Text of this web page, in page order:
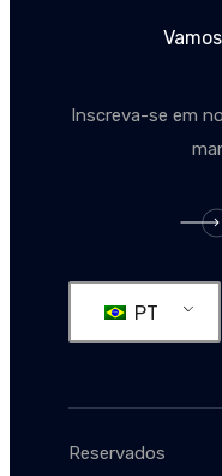
Inscreva-se em
INSCRIÇÃO
PT
Reservados